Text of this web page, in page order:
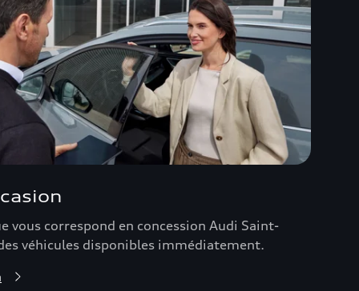
vous correspond en concession Audi Saint-
véhicules disponibles immédiatement.